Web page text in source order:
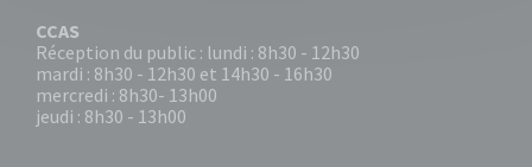
CCAS
Réception du public : lundi : 8h30 - 12h30
mardi : 8h30 - 12h30 et 14h30 - 16h30
mercredi : 8h30- 13h00
jeudi : 8h30 - 13h00